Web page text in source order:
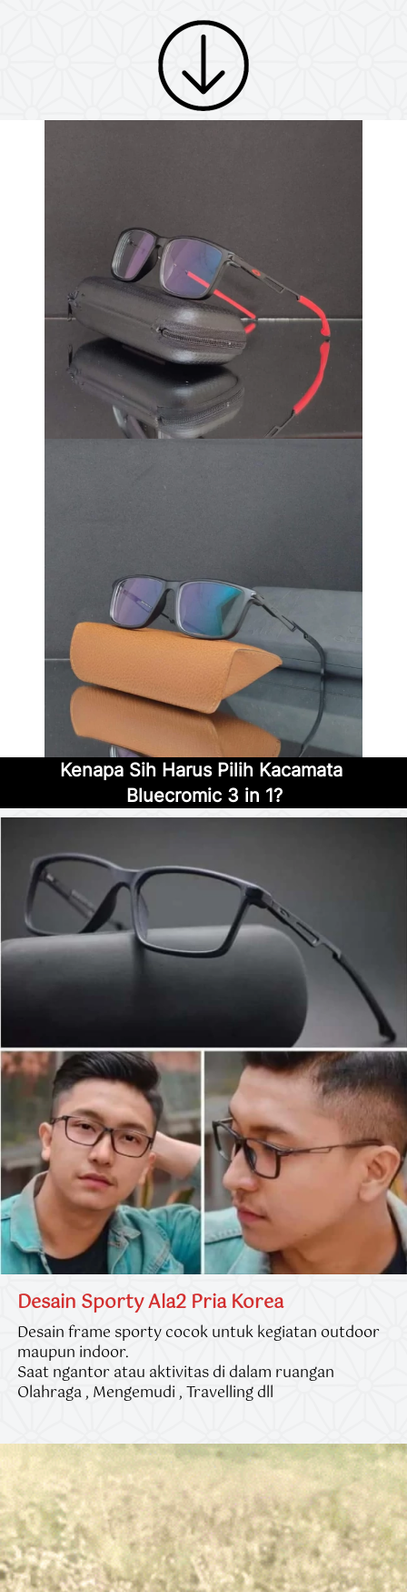
Kenapa Sih Harus Pilih Kacamata
Bluecromic 3 in 1?
Desain Sporty Ala2 Pria Korea
Desain frame sporty cocok untuk kegiatan outdoor
maupun indoor.
Saat ngantor atau aktivitas di dalam ruangan
Olahraga , Mengemudi , Travelling dll